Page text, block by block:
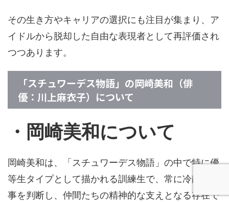
その生き方やキャリアの選択にも注目が集まり、ア
イドルから脱却した自由な表現者として再評価され
つつあります。
「スチュワーデス物語」の岡崎美和（俳
優：川上麻衣子）について
・岡崎美和について
岡崎美和は、「スチュワーデス物語」の中で特に優
等生タイプとして描かれる訓練生で、常に冷静に物
事を判断し、仲間たちの精神的な支えとなる存在で